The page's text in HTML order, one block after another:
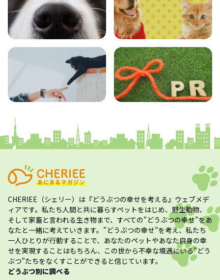
エンタメ クイズ
CHERIEE（シェリー） は『どうぶつの幸せを考える』ウェブメデ
ィアです。私たち人間と共に暮らすペットをはじめ、野生動物、
そして家畜と言われる生き物まで、すべての”どうぶつの幸せ”をあ
なたと一緒に考えていきます。”どうぶつの幸せ”を考え、私たち
一人ひとりが行動することで、あなたのペットやあなた自身の幸
せを実現することはもちろん、この世から不幸な境遇にいる”どう
ぶつ”たちをなくすことができると信じています。
どうぶつ別に調べる